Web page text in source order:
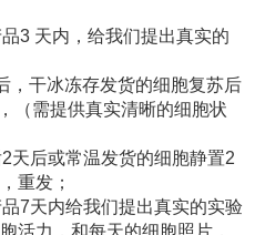
3 天内，给我们提出真实的
，干冰冻存发货的细胞复苏后
（需提供真实清晰的细胞状
天后或常温发货的细胞静置2
重发；
7天内给我们提出真实的实验
活力，和每天的细胞照片，